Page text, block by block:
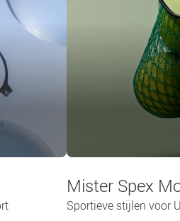
Mister Spex
Sportieve stijlen voor